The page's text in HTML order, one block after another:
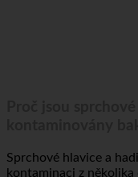
Sprchové hlavice a